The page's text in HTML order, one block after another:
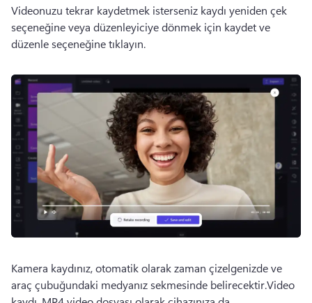
Videonuzu tekrar kaydetmek isterseniz kaydı yeniden çek
seçeneğine veya düzenleyiciye dönmek için kaydet ve
düzenle seçeneğine tıklayın.
Kamera kaydınız, otomatik olarak zaman çizelgenizde ve
araç çubuğundaki medyanız sekmesinde belirecektir.Video